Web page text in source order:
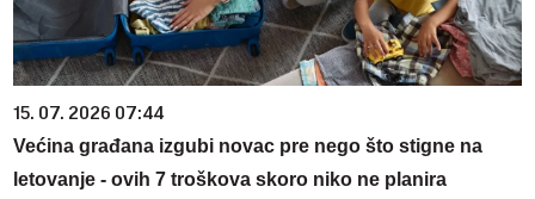
15. 07. 2026 07:44
Većina građana izgubi novac pre nego što stigne na
letovanje - ovih 7 troškova skoro niko ne planira